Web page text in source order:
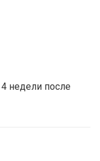
недели после